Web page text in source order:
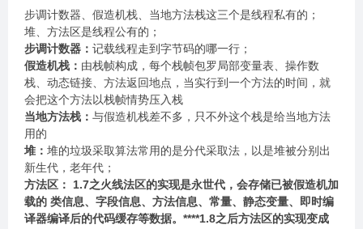
步调计数器、假造机栈、当地方法栈这三个是线程私有的；
堆、方法区是线程公有的；
步调计数器： 记载线程走到字节码的哪一行；
假造机栈： 由栈帧构成，每个栈帧包罗局部变量表、操作数
栈、动态链接、方法返回地点，当实行到一个方法的时间，就
会把这个方法以栈帧情势压入栈
当地方法栈： 与假造机栈差不多，只不外这个栈是给当地方法
用的
堆： 堆的垃圾采取算法常用的是分代采取法，以是堆被分别出
新生代，老年代；
方法区：
1.7之火线法区的实现是永世代，会存储已被假造机加
载的 类信息、字段信息、方法信息、常量、静态变量、即时编
译器编译后的代码缓存等数据。****1.8之后方法区的实现变成